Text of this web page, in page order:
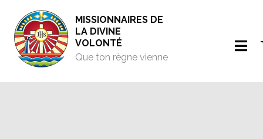
MISSIONNAIRES DE
LA DIVINE
VOLONTÉ
Que ton règne vienne